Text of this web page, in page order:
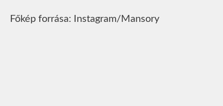
Főkép forrása: Instagram/Mansory